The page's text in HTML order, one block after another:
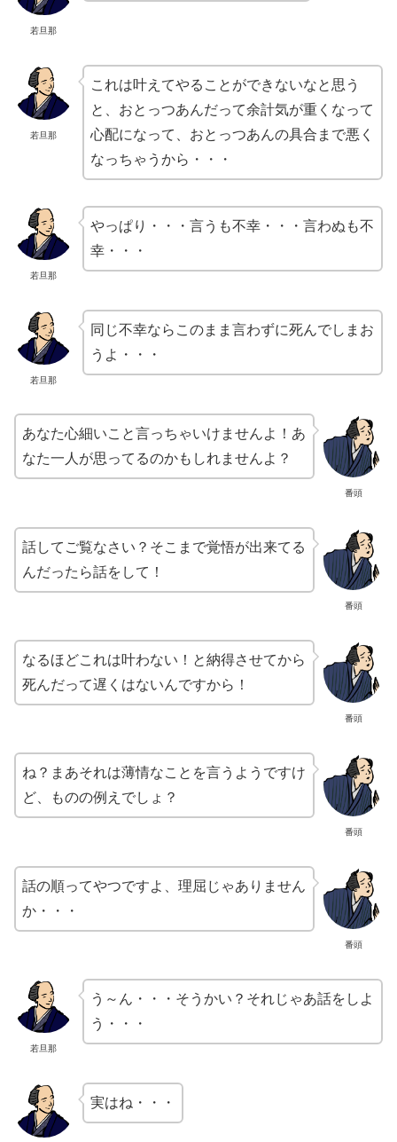
若旦那
若旦那
これは叶えてやることができないなと思う
と、おとっつあんだって余計気が重くなって
心配になって、おとっつあんの具合まで悪く
なっちゃうから・・・
若旦那
やっぱり・・・言うも不幸・・・言わぬも不
幸・・・
若旦那
同じ不幸ならこのまま言わずに死んでしまお
うよ・・・
番頭
あなた心細いこと言っちゃいけませんよ！あ
なた一人が思ってるのかもしれませんよ？
番頭
話してご覧なさい？そこまで覚悟が出来てる
んだったら話をして！
番頭
なるほどこれは叶わない！と納得させてから
死んだって遅くはないんですから！
番頭
ね？まあそれは薄情なことを言うようですけ
ど、ものの例えでしょ？
番頭
話の順ってやつですよ、理屈じゃありません
か・・・
若旦那
う～ん・・・そうかい？それじゃあ話をしよ
う・・・
実はね・・・